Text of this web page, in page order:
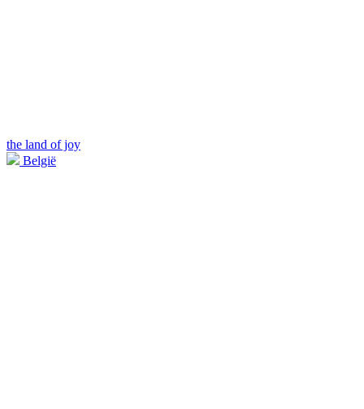
the land of joy
België